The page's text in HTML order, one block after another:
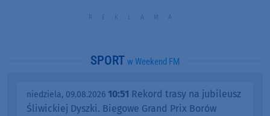
SPORT w Weekend FM
niedziela, 09.08.2026 10:51 Rekord trasy na jubileusz
Śliwickiej Dyszki. Biegowe Grand Prix Borów